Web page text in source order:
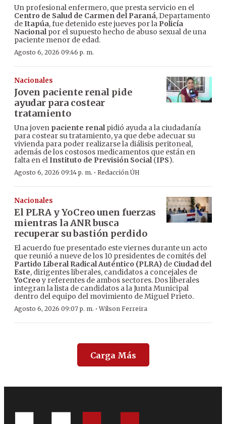
Un profesional enfermero, que presta servicio en el
Centro de Salud de Carmen del Paraná, Departamento
deItapúa, fue detenido este jueves por la Policía
Nacionalpor el supuesto hecho de abuso sexual de una
paciente menor de edad.
Agosto 6, 2026 09:46 p. m.
Nacionales
Joven paciente renal pide
ayudar para costear
tratamiento
Una joven paciente renalpidió ayuda a la ciudadanía
para costear su tratamiento, ya que debe adecuar su
vivienda para poder realizarse la diálisis peritoneal,
además de los costosos medicamentos que están en
falta en elInstituto de Previsión Social(IPS).
Agosto 6, 2026 09:14 p. m. · Redacción ÚH
Nacionales
El PLRA y YoCreo unen fuerzas
mientras la ANR busca
recuperar su bastión perdido
El acuerdo fue presentado este viernes durante un acto
que reunió a nueve de los 10 presidentes de comités del
Partido Liberal Radical Auténtico (PLRA) de Ciudad del
Este, dirigentes liberales, candidatos a concejales de
YoCreo y referentes de ambos sectores. Dos liberales
integran la lista de candidatos a la Junta Municipal
dentro del equipo del movimiento de Miguel Prieto.
Agosto 6, 2026 09:07 p. m. ·Wilson Ferreira
Carga Más